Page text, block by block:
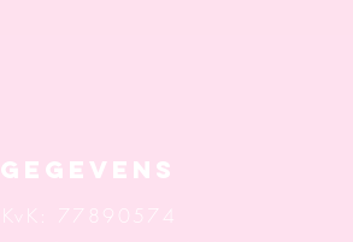
Gegevens
KvK: 77890574